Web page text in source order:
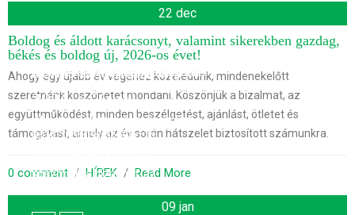
karácsonyt, valamint
sikerekben gazdag,
békés és boldog új,
2026-os évet!
Ahogy egy újabb év végéhez
közeledünk, mindenekelőtt
Köszönjük a bizalmat, az
beszélgetést, ajánlást, ötletet és
Büszkén búcsúzhatunk egy újabb
sikeres évtől, amelyet a közös
erőfeszítéseink, elhivatottságunk
és sikereink jellemeznek. Ebben az
kifejezni őszinte köszönetünket
óriási támogatásukért és
Büszkén búcsúzhatunk egy újabb
sikeres évtől, amelyet kemény
munka, elkötelezettség és közösen
elért sikerek jellemeznek.
21. december 2023.
22 dec
Boldog és áldott karácsonyt, valamint sikerekben gazdag,
békés és boldog új, 2026-os évet!
Ahogy egy újabb év végéhez közeledünk, mindenekelőtt
szeretnénk köszönetet mondani. Köszönjük a bizalmat, az
együttműködést, minden beszélgetést, ajánlást, ötletet és
támogatást, amely az év során hátszelet biztosított számunkra.
0 comment
  /
HÍREK
  /
Read More
09 jan